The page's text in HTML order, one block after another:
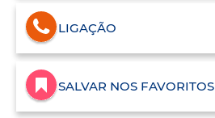
LIGAÇÃO
SALVAR NOS FAVORITOS